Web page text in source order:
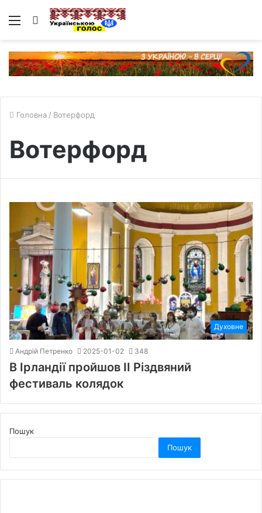
Меню Пошук
Головна / Вотерфорд
Вотерфорд
Духовне
Андрій Петренко 2025-01-02 348
В Ірландії пройшов ІІ Різдвяний
фестиваль колядок
Пошук
Пошук